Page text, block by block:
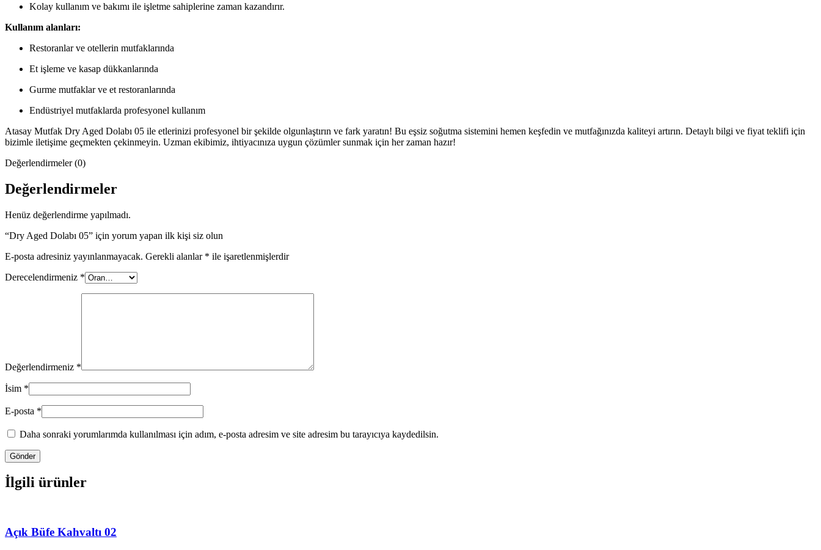
Kolay kullanım ve bakımı ile işletme sahiplerine zaman kazandırır.
Kullanım alanları:
Restoranlar ve otellerin mutfaklarında
Et işleme ve kasap dükkanlarında
Gurme mutfaklar ve et restoranlarında
Endüstriyel mutfaklarda profesyonel kullanım
Atasay Mutfak Dry Aged Dolabı 05 ile etlerinizi profesyonel bir şekilde olgunlaştırın ve fark yaratın! Bu eşsiz soğutma sistemini hemen keşfedin ve mutfağınızda kaliteyi artırın. Detaylı bilgi ve fiyat teklifi için
bizimle iletişime geçmekten çekinmeyin. Uzman ekibimiz, ihtiyacınıza uygun çözümler sunmak için her zaman hazır!
Değerlendirmeler (0)
Değerlendirmeler
Henüz değerlendirme yapılmadı.
“Dry Aged Dolabı 05” için yorum yapan ilk kişi siz olun
E-posta adresiniz yayınlanmayacak. Gerekli alanlar * ile işaretlenmişlerdir
Derecelendirmeniz *
Değerlendirmeniz *
İsim *
E-posta *
Daha sonraki yorumlarımda kullanılması için adım, e-posta adresim ve site adresim bu tarayıcıya kaydedilsin.
İlgili ürünler
Açık Büfe Kahvaltı 02